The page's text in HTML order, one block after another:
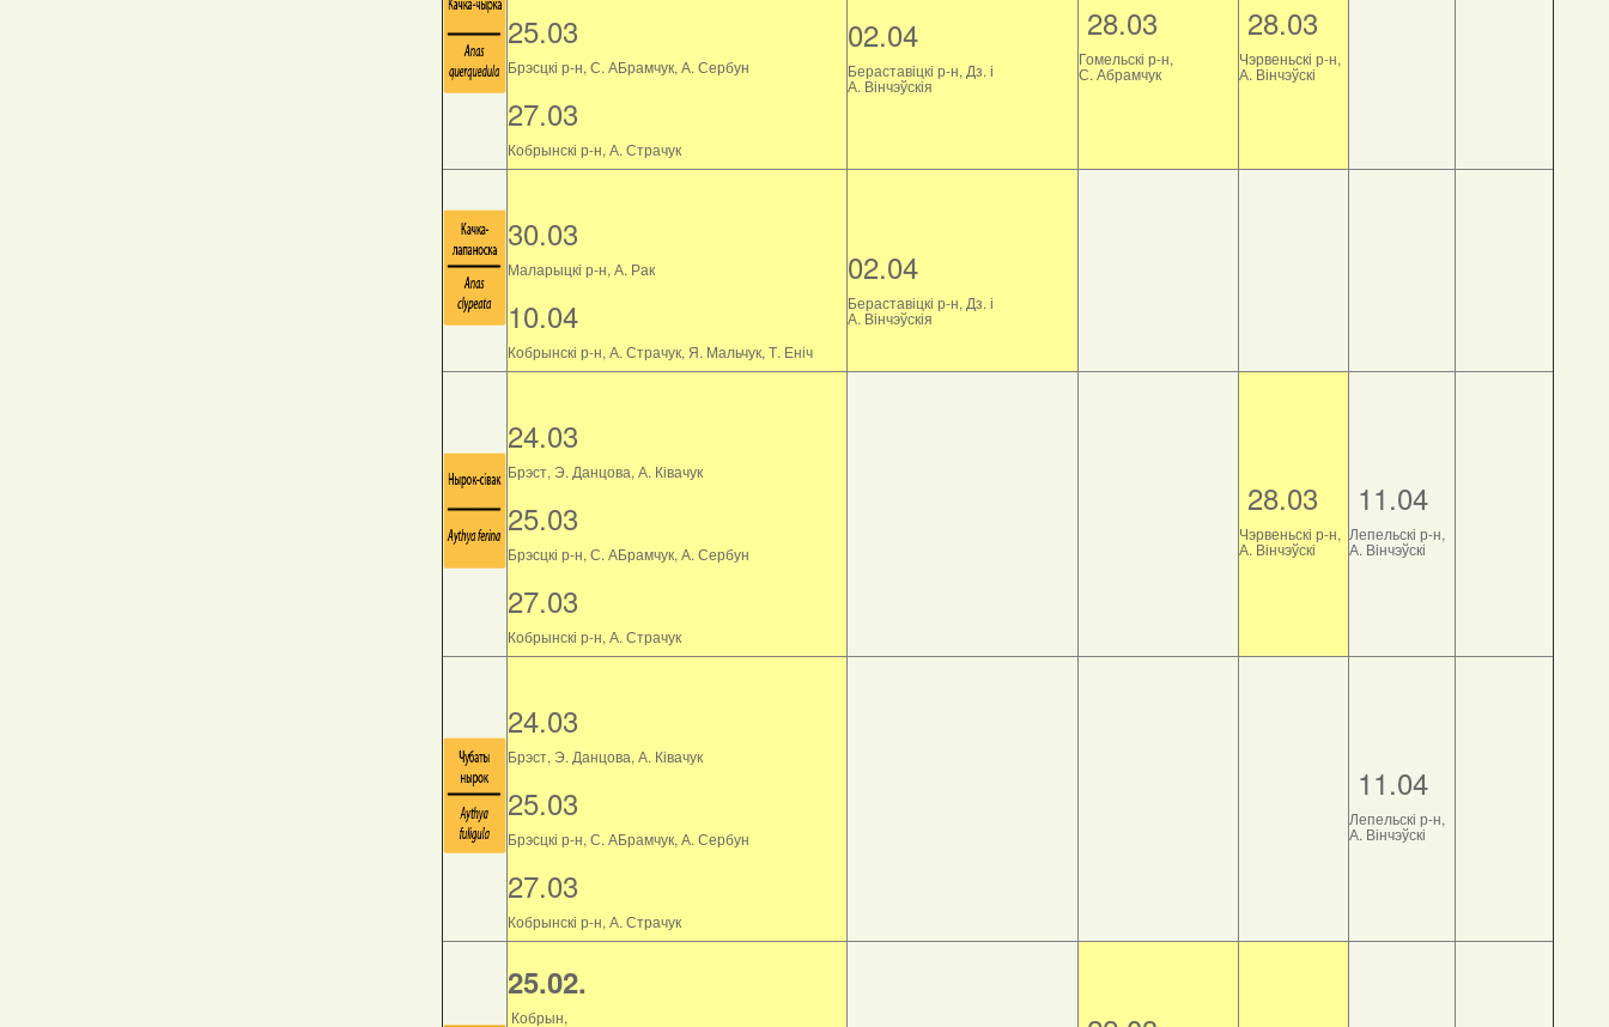
25.03
Брэсцкі р-н, С. АБрамчук, А. Сербун
27.03
Кобрынскі р-н, А. Страчук
02.04
Бераставіцкі р-н, Дз. і
А. Вінчэўскія
28.03
Гомельскі р-н,
С. Абрамчук
28.03
Чэрвеньскі р-н,
А. Вінчэўскі
30.03
Маларыцкі р-н, А. Рак
10.04
Кобрынскі р-н, А. Страчук, Я. Мальчук, Т. Еніч
02.04
Бераставіцкі р-н, Дз. і
А. Вінчэўскія
24.03
Брэст, Э. Данцова, А. Ківачук
25.03
Брэсцкі р-н, С. АБрамчук, А. Сербун
27.03
Кобрынскі р-н, А. Страчук
28.03
Чэрвеньскі р-н,
А. Вінчэўскі
11.04
Лепельскі р-н,
А. Вінчэўскі
24.03
Брэст, Э. Данцова, А. Ківачук
25.03
Брэсцкі р-н, С. АБрамчук, А. Сербун
27.03
Кобрынскі р-н, А. Страчук
11.04
Лепельскі р-н,
А. Вінчэўскі
25.02.
Кобрын,